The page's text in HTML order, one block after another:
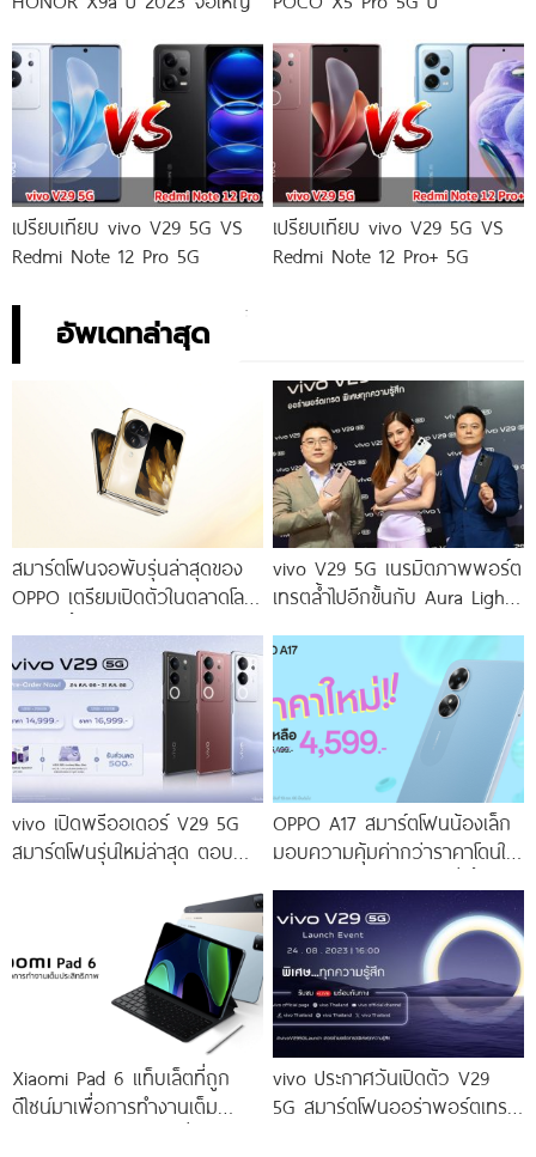
เปรียบเทียบ vivo V29 5G VS
Redmi Note 12 Pro 5G
เปรียบเทียบ vivo V29 5G VS
Redmi Note 12 Pro+ 5G
อัพเดทล่าสุด
สมาร์ตโฟนจอพับรุ่นล่าสุดของ
OPPO เตรียมเปิดตัวในตลาดโลก
vivo V29 5G เนรมิตภาพพอร์ต
เทรตล้ำไปอีกขั้นกับ Aura Light
โดดเด่นด้วยสุนทรียศาสตร์แห่ง
vivo เปิดพรีออเดอร์ V29 5G
สมาร์ตโฟนรุ่นใหม่ล่าสุด ตอบ
ราคาเริ่มต้นเพียง 14,999 บาท
จัดเต็มกับโปรโมชันพิเศษก่อนใคร
OPPO A17 สมาร์ตโฟนน้องเล็ก
มอบความคุ้มค่ากว่าราคาโดนใจ
ราคาใหม่เพียง 4,599 บาท
เท่านั้น!
Xiaomi Pad 6 แท็บเล็ตที่ถูก
ดีไซน์มาเพื่อการทำงานเต็ม
vivo ประกาศวันเปิดตัว V29
5G สมาร์ตโฟนออร่าพอร์ตเทร